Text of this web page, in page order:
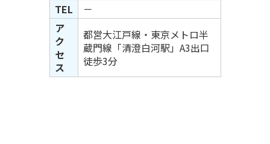
TEL
－
ア
ク
セ
ス
都営大江戸線・東京メトロ半
蔵門線「清澄白河駅」A3出口
徒歩3分